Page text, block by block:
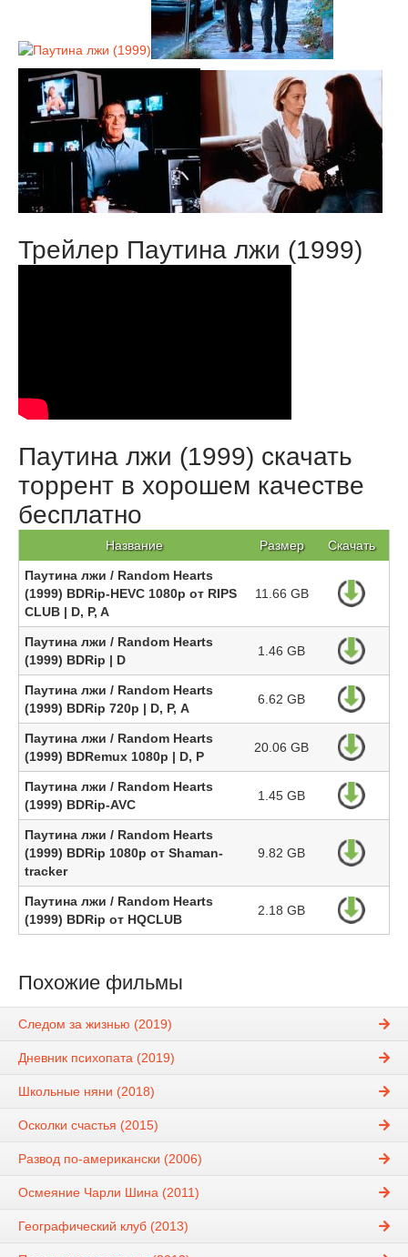
Трейлер Паутина лжи (1999)
Паутина лжи (1999) скачать
торрент в хорошем качестве
бесплатно
Название Размер Скачать
Паутина лжи / Random Hearts
(1999) BDRip-HEVC 1080p от RIPS
CLUB | D, P, A
11.66 GB
Паутина лжи / Random Hearts
(1999) BDRip | D
1.46 GB
Паутина лжи / Random Hearts
(1999) BDRip 720p | D, P, А
6.62 GB
Паутина лжи / Random Hearts
(1999) BDRemux 1080р | D, P
20.06 GB
Паутина лжи / Random Hearts
(1999) BDRip-AVC
1.45 GB
Паутина лжи / Random Hearts
(1999) BDRip 1080p от Shaman-
tracker
9.82 GB
Паутина лжи / Random Hearts
(1999) BDRip от HQCLUB
2.18 GB
Похожие фильмы
Следом за жизнью (2019)
Дневник психопата (2019)
Школьные няни (2018)
Осколки счастья (2015)
Развод по-американски (2006)
Осмеяние Чарли Шина (2011)
Географический клуб (2013)